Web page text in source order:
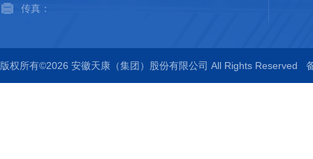
传真：
版权所有©2026 安徽天康（集团）股份有限公司 All Rights Reserved